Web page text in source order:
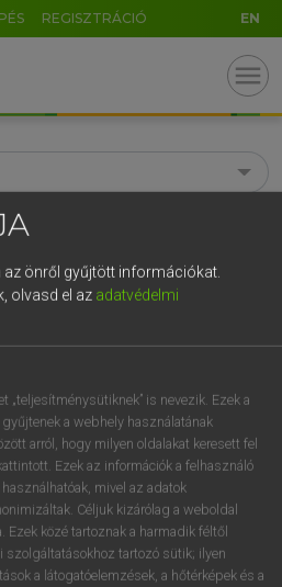
REGISZTRÁCIÓ EN
menu
az önről gyűjtött információkat.
olvasd el az adatvédelmi
„teljesítménysütiknek” is nevezik. Ezek a
a webhely használatának
arról, hogy milyen oldalakat keresett fel
Ezek az információk a felhasználó
mivel az adatok
Céljuk kizárólag a weboldal
Ezek közé tartoznak a harmadik féltől
szolgáltatásokhoz tartozó sütik; ilyen
a látogatóelemzések, a hőtérképek és a
9 ö ü ó
i o p ő ú
ű
, . - AltGr